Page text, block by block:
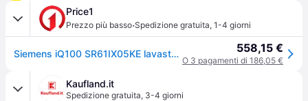
Price1
Prezzo più basso·Spedizione gratuita, 1-4 giorni
Siemens iQ100 SR61IX05KE lavastoviglie A scomparsa totale 9 coperti F (SR61IX05KE) 558,15 €
O 3 pagamenti di 186,05 €
Kaufland.it
Spedizione gratuita, 3-4 giorni